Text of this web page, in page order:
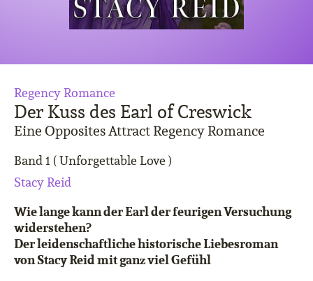
Der Kuss des Earl of Creswick
Eine Opposites Attract Regency Romance
Band 1 ( Unforgettable Love )
Stacy Reid
Regency Romance
Wie lange kann der Earl der feurigen Versuchung
widerstehen?
Der leidenschaftliche historische Liebesroman
von Stacy Reid mit ganz viel Gefühl